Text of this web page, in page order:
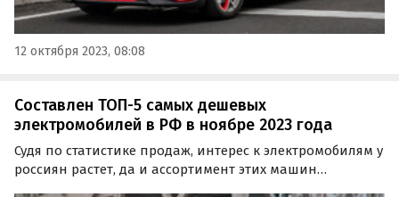
12 октября 2023, 08:08
Составлен ТОП-5 самых дешевых
электромобилей в РФ в ноябре 2023 года
Судя по статистике продаж, интерес к электромобилям у
россиян растет, да и ассортимент этих машин